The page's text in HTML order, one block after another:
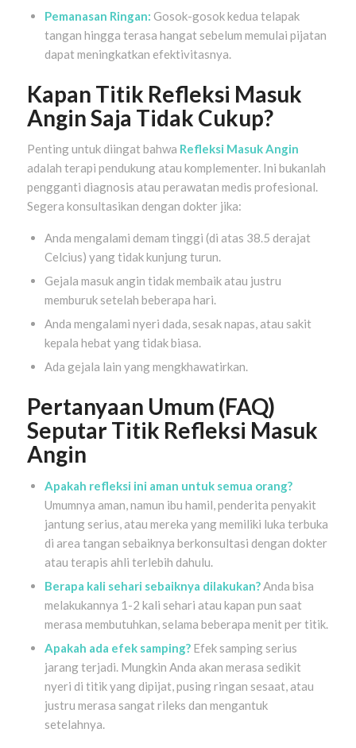
Pemanasan Ringan: Gosok-gosok kedua telapak
tangan hingga terasa hangat sebelum memulai pijatan
dapat meningkatkan efektivitasnya.
Kapan Titik Refleksi Masuk
Angin Saja Tidak Cukup?
Penting untuk diingat bahwa Refleksi Masuk Angin
adalah terapi pendukung atau komplementer. Ini bukanlah
pengganti diagnosis atau perawatan medis profesional.
Segera konsultasikan dengan dokter jika:
Anda mengalami demam tinggi (di atas 38.5 derajat
Celcius) yang tidak kunjung turun.
Gejala masuk angin tidak membaik atau justru
memburuk setelah beberapa hari.
Anda mengalami nyeri dada, sesak napas, atau sakit
kepala hebat yang tidak biasa.
Ada gejala lain yang mengkhawatirkan.
Pertanyaan Umum (FAQ)
Seputar Titik Refleksi Masuk
Angin
Apakah refleksi ini aman untuk semua orang?
Umumnya aman, namun ibu hamil, penderita penyakit
jantung serius, atau mereka yang memiliki luka terbuka
di area tangan sebaiknya berkonsultasi dengan dokter
atau terapis ahli terlebih dahulu.
Berapa kali sehari sebaiknya dilakukan?Anda bisa
melakukannya 1-2 kali sehari atau kapan pun saat
merasa membutuhkan, selama beberapa menit per titik.
Apakah ada efek samping?Efek samping serius
jarang terjadi. Mungkin Anda akan merasa sedikit
nyeri di titik yang dipijat, pusing ringan sesaat, atau
justru merasa sangat rileks dan mengantuk
setelahnya.